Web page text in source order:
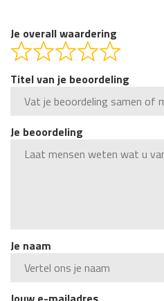
Je overall waardering
Titel van je beoordeling
Je beoordeling
Je naam